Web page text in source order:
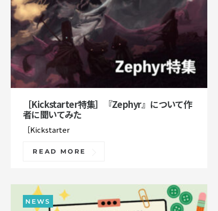
［Kickstarter特集］『Zephyr』について作
者に聞いてみた
［Kickstarter
READ MORE
NEWS